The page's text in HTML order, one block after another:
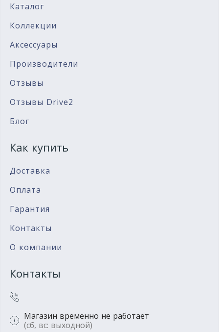
Каталог
Коллекции
Аксессуары
Производители
Отзывы
Отзывы Drive2
Блог
Как купить
Доставка
Оплата
Гарантия
Контакты
О компании
Контакты
Магазин временно не работает
(сб, вс: выходной)